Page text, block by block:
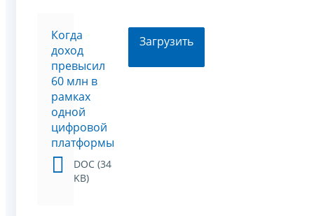
Когда
доход
превысил
60 млн в
рамках
одной
цифровой
платформы
DOC (34
KB)
Загрузить